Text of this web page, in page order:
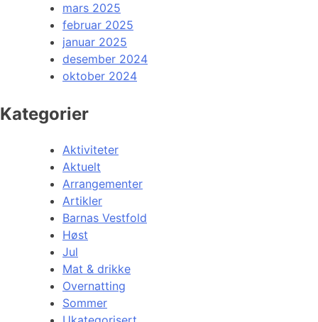
mars 2025
februar 2025
januar 2025
desember 2024
oktober 2024
Kategorier
Aktiviteter
Aktuelt
Arrangementer
Artikler
Barnas Vestfold
Høst
Jul
Mat & drikke
Overnatting
Sommer